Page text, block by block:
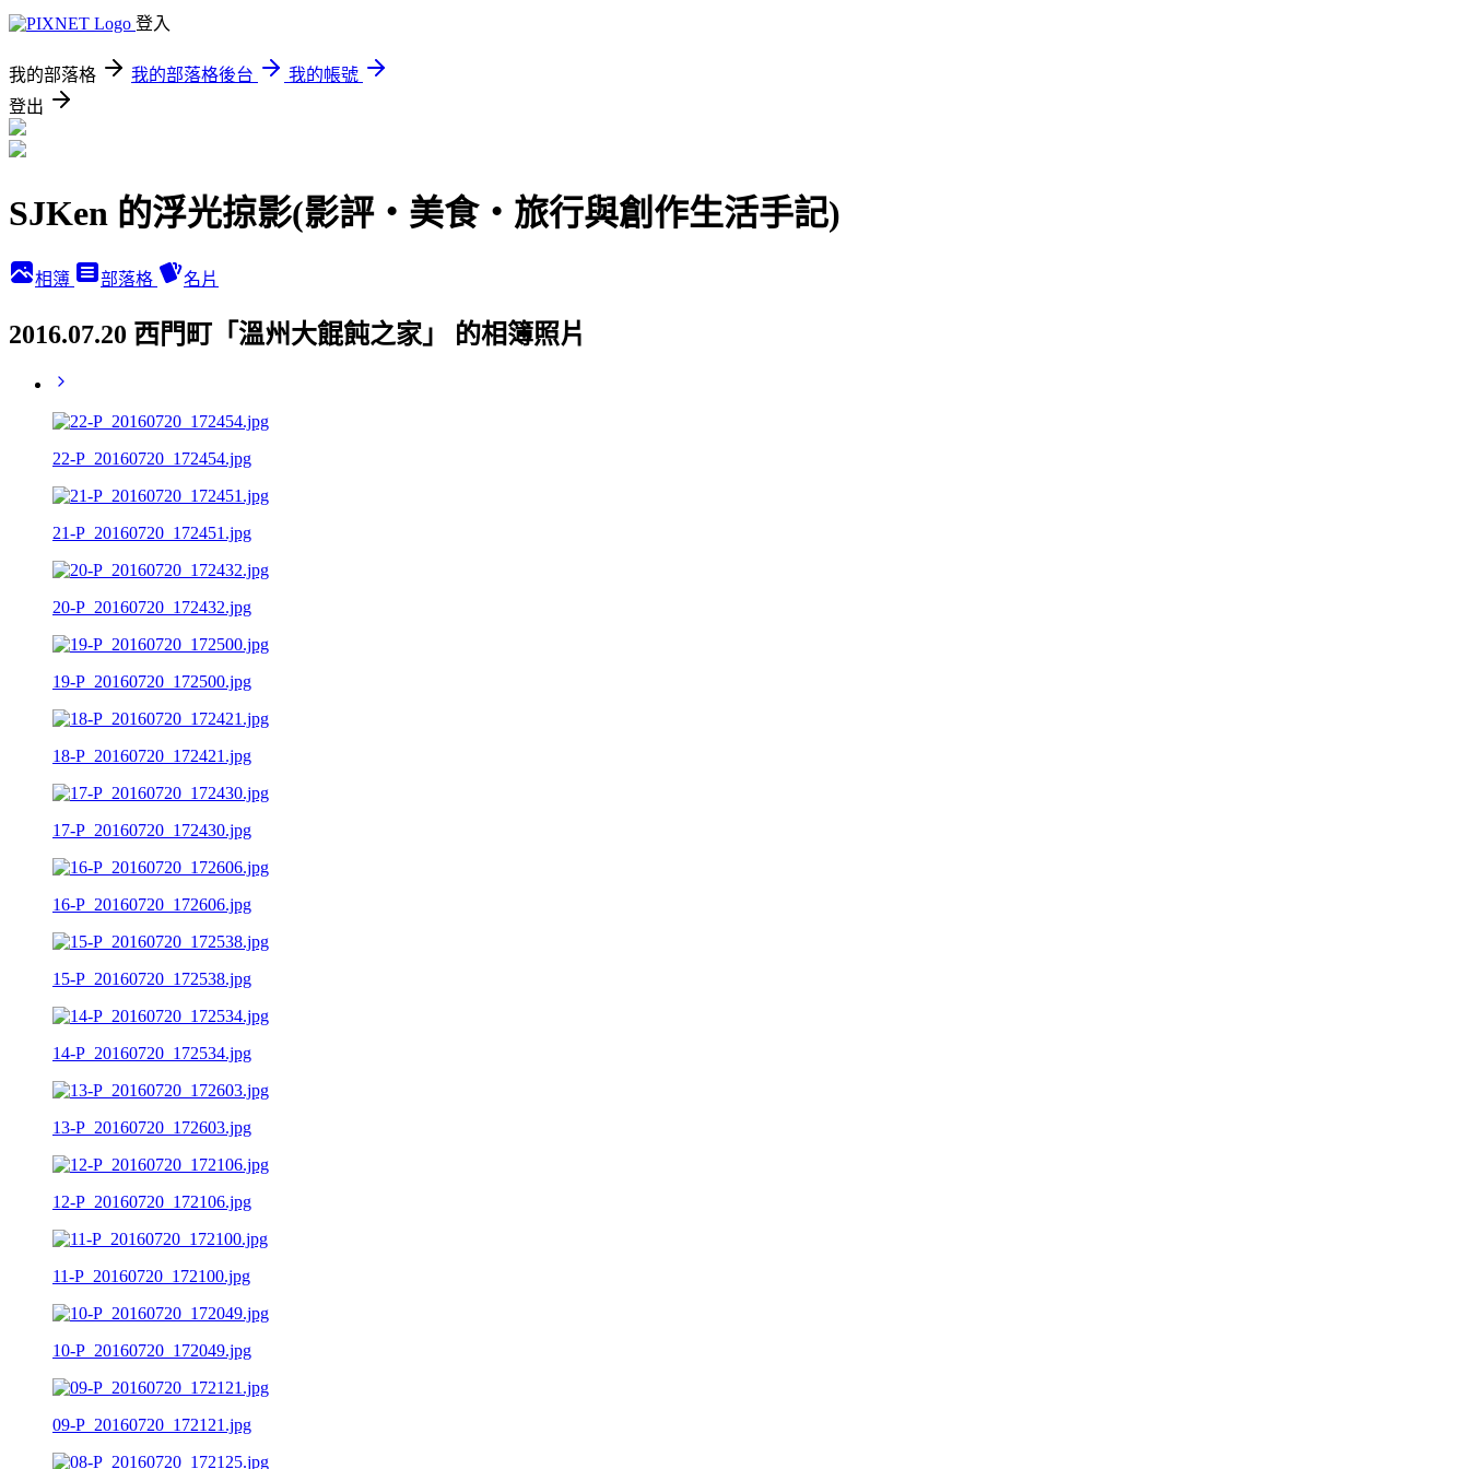
登入
我的部落格 我的部落格後台
我的帳號
登出
SJKen 的浮光掠影(影評‧美食‧旅行與創作生活手記)
相簿 部落格 名片
2016.07.20 西門町「溫州大餛飩之家」 的相簿照片
22-P_20160720_172454.jpg
21-P_20160720_172451.jpg
20-P_20160720_172432.jpg
19-P_20160720_172500.jpg
18-P_20160720_172421.jpg
17-P_20160720_172430.jpg
16-P_20160720_172606.jpg
15-P_20160720_172538.jpg
14-P_20160720_172534.jpg
13-P_20160720_172603.jpg
12-P_20160720_172106.jpg
11-P_20160720_172100.jpg
10-P_20160720_172049.jpg
09-P_20160720_172121.jpg